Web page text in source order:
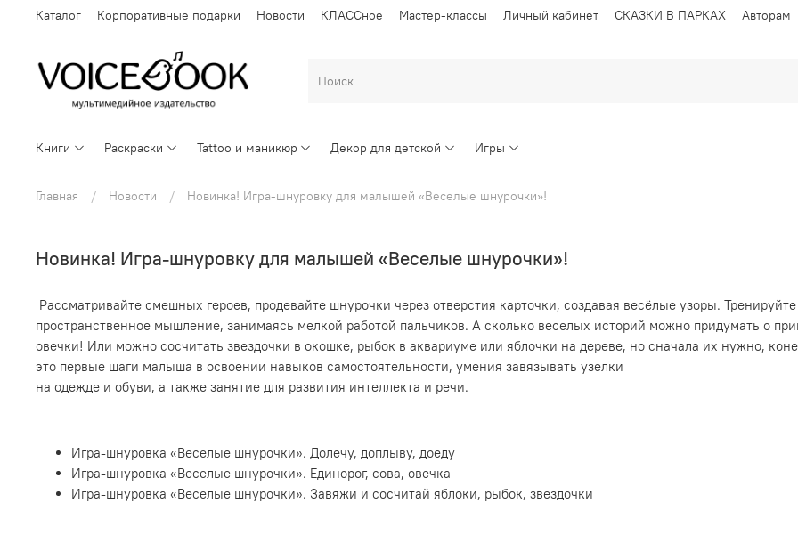
Каталог Корпоративные подарки Новости КЛАССное Мастер-классы Личный кабинет СКАЗКИ В ПАРКАХ Авторам
Книги Раскраски Tattoo и маникюр Декор для детской Игры
Главная Новости Новинка! Игра-шнуровку для малышей «Веселые шнурочки»!
Новинка! Игра-шнуровку для малышей «Веселые шнурочки»!
Рассматривайте смешных героев, продевайте шнурочки через отверстия карточки, создавая весёлые узоры.
пространственное мышление, занимаясь мелкой работой пальчиков. А сколько веселых историй можно придумать о
овечки! Или можно сосчитать звездочки в окошке, рыбок в аквариуме или яблочки на дереве, но сначала их нужно,
это первые шаги малыша в освоении навыков самостоятельности, умения завязывать узелки
на одежде и обуви, а также занятие для развития интеллекта и речи.
Игра-шнуровка «Веселые шнурочки». Долечу, доплыву, доеду
Игра-шнуровка «Веселые шнурочки». Единорог, сова, овечка
Игра-шнуровка «Веселые шнурочки». Завяжи и сосчитай яблоки, рыбок, звездочки